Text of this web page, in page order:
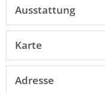
Ausstattung
Karte
Adresse